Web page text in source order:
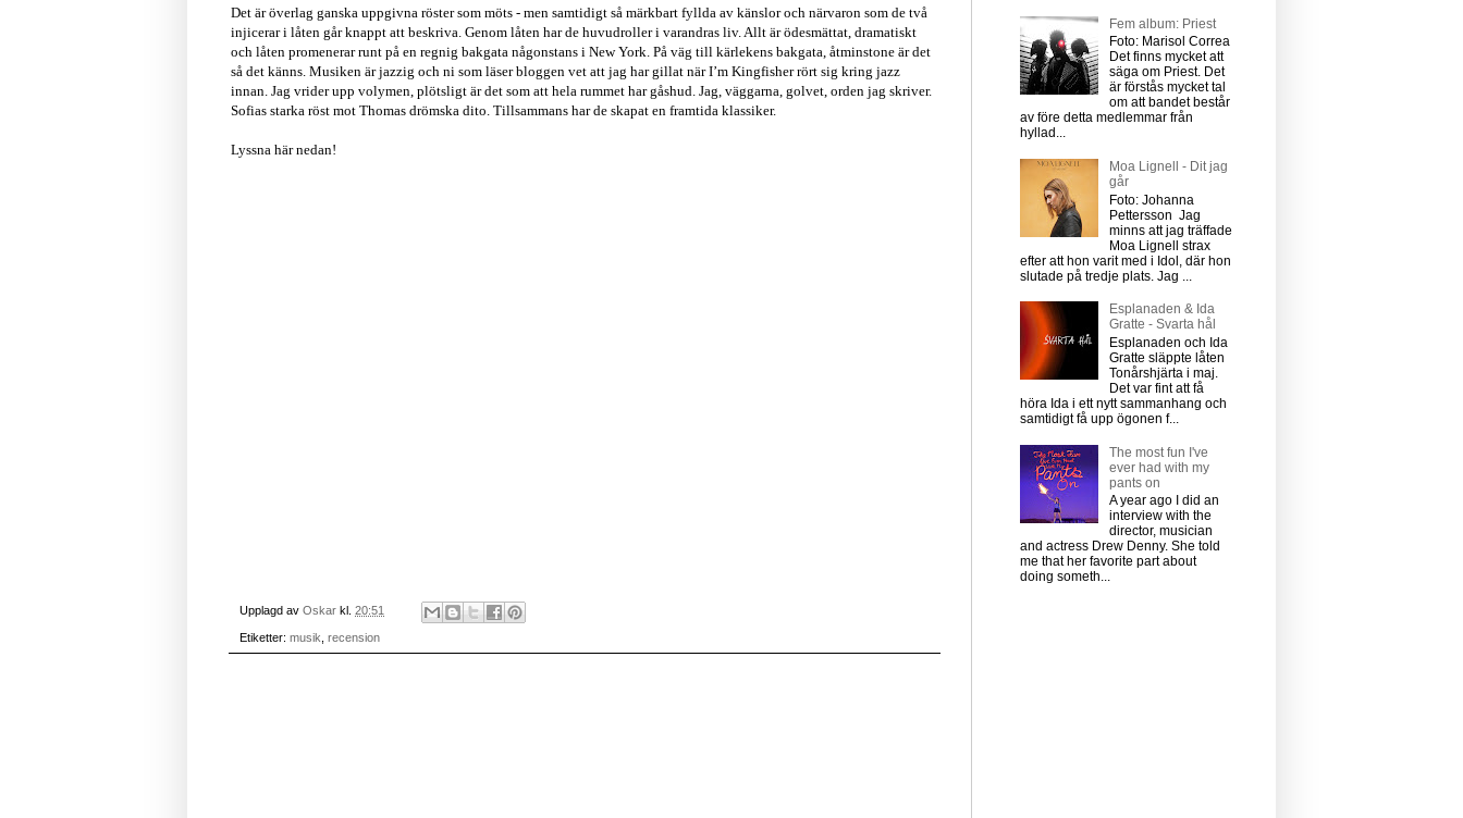
Det är överlag ganska uppgivna röster som möts - men samtidigt så märkbart fyllda av känslor och närvaron som de två
injicerar i låten går knappt att beskriva. Genom låten har de huvudroller i varandras liv. Allt är ödesmättat, dramatiskt
och låten promenerar runt på en regnig bakgata någonstans i New York. På väg till kärlekens bakgata, åtminstone är det
så det känns. Musiken är jazzig och ni som läser bloggen vet att jag har gillat när I’m Kingfisher rört sig kring jazz
innan. Jag vrider upp volymen, plötsligt är det som att hela rummet har gåshud. Jag, väggarna, golvet, orden jag skriver.
Sofias starka röst mot Thomas drömska dito. Tillsammans har de skapat en framtida klassiker.
Lyssna här nedan!
Upplagd av Oskar kl. 20:51
Etiketter: musik recension
Fem album: Priest
Foto: Marisol Correa
Det finns mycket att
säga om Priest. Det
är förstås mycket tal
om att bandet består
av före detta medlemmar från
hyllad...
Moa Lignell - Dit jag
går
Foto: Johanna
Pettersson Jag
minns att jag träffade
Moa Lignell strax
efter att hon varit med i Idol, där hon
slutade på tredje plats. Jag ...
Esplanaden & Ida
Gratte - Svarta hål
Esplanaden och Ida
Gratte släppte låten
Tonårshjärta i maj.
Det var fint att få
höra Ida i ett nytt sammanhang och
samtidigt få upp ögonen f...
The most fun I've
ever had with my
pants on
A year ago I did an
interview with the
director, musician
and actress Drew Denny. She told
me that her favorite part about
doing someth...